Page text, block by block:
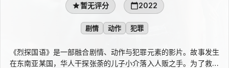
暂无评分 2022
剧情 动作 犯罪
《烈探国语》是一部融合剧情、动作与犯罪元素的影片。故事发生
在东南亚某国，华人干探张荼的儿子小介落入人贩之手。为了救回